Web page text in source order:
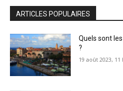
ARTICLES POPULAIRES
Quels sont
?
19 août 2023, 11